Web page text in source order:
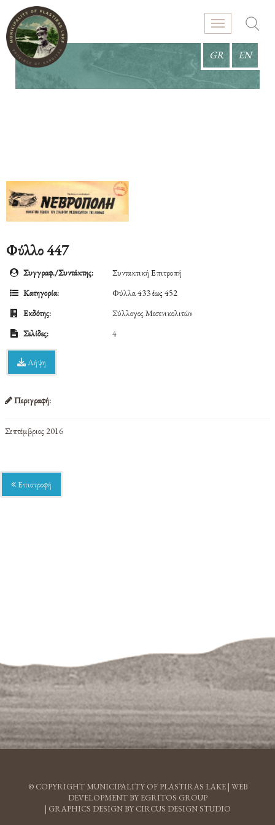
GR EN
Φύλλο 447
Συγγραφ./Συντάκτης:
Συντακτική Επιτροπή
Κατηγορία:
Φύλλα 433 έως 452
Εκδότης:
Σύλλογος Μεσενικολιτών
Σελίδες:
4
Λήψη
Περιγραφή:
Σεπτέμβριος 2016
Επιστροφή
© COPYRIGHT MUNICIPALITY OF PLASTIRAS LAKE | WEB
DEVELOPMENT BY EGRITOS GROUP
| GRAPHICS DESIGN BY CIRCUS DESIGN STUDIO